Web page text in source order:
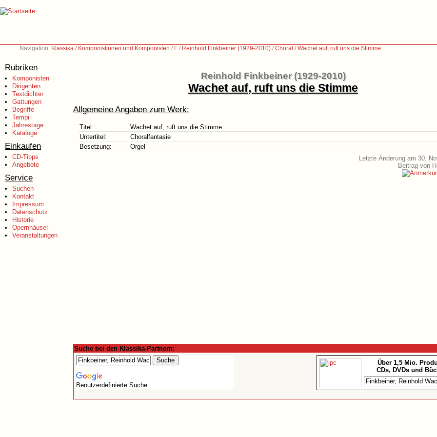
Navigation: Klassika / Komponistinnen und Komponisten / F / Reinhold Finkbeiner (1929-2010) /Choral /Wachet auf, ruft uns die Stimme
Rubriken
Komponisten
Dirigenten
Textdichter
Gattungen
Begriffe
Tempi
Jahrestage
Kataloge
Einkaufen
CD-Tipps
Angebote
Service
Suchen
Kontakt
Impressum
Datenschutz
Historie
Opernhäuser
Veranstaltungen
Reinhold Finkbeiner (1929-2010)
Wachet auf, ruft uns die Stimme
Allgemeine Angaben zum Werk:
Titel:
Wachet auf, ruft uns die Stimme
Untertitel:
Choralfantasie
Besetzung:
Orgel
Letzte Änderung am 30.
Beitrag von
Suche bei den Klassika-Partnern:
Benutzerdefinierte Suche
Über 1,5 Mio.
CDs, DVDs und